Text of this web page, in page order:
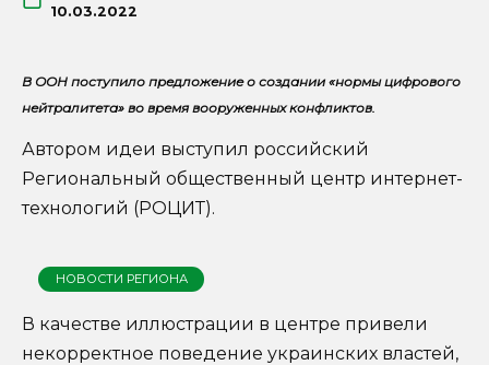
10.03.2022
В ООН поступило предложение о создании «нормы цифрового
нейтралитета» во время вооруженных конфликтов.
Автором идеи выступил российский
Региональный общественный центр интернет-
технологий (РОЦИТ).
НОВОСТИ РЕГИОНА
В качестве иллюстрации в центре привели
некорректное поведение украинских властей,